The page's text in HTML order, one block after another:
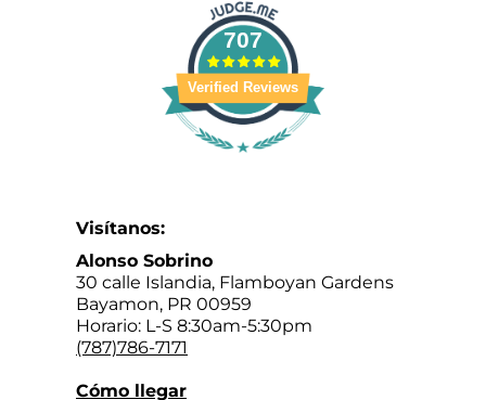
707
Verified Reviews
Visítanos:
Alonso Sobrino
30 calle Islandia, Flamboyan Gardens
Bayamon, PR 00959
Horario: L-S 8:30am-5:30pm
(787)786-7171
Cómo llegar